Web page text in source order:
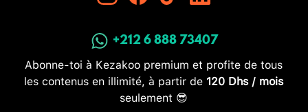
+212 6 888 73407
Abonne-toi à Kezakoo premium et profite de tous
les contenus en illimité, à partir de 120 Dhs / mois
seulement 😎